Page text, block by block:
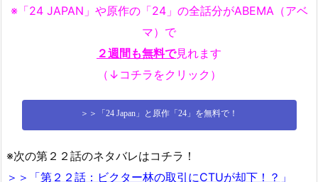
※「24 JAPAN」や原作の「24」の全話分がABEMA（アベ
マ）で
２週間も無料で見れます
（↓コチラをクリック）
＞＞「24 Japan」と原作「24」を無料で！
※次の第２２話のネタバレはコチラ！
＞＞「第２２話：ビクター林の取引にCTUが却下！？ 」